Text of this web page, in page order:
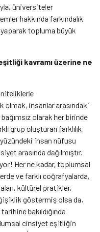
üniversiteler
hakkında farkındalık
yaparak topluma büyük
kavramı üzerine ne
niteliklerle
olmak, insanlar arasındaki
olarak her birinde
grup oluşturan farklılık
insan nüfusu
arasında dağılmıştır.
Her ne kadar, toplumsal
ve farklı coğrafyalarda,
kültürel pratikler,
göstermiş olsa da,
bakıldığında
cinsiyet eşitliğin